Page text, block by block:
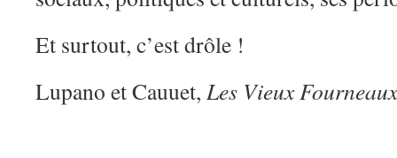
Et surtout, c’est drôle !
Lupano et Cauuet, Les Vieux